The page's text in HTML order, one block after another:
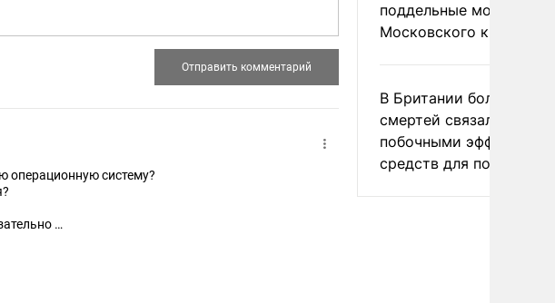
операционную систему?
поддельные монеты
Московского
В Британии более ста
смертей связали с
побочными эффектами
средств для похудения